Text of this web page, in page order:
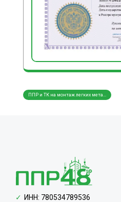
ППР и ТК на монтаж легких мета...
ИНН: 780534789536